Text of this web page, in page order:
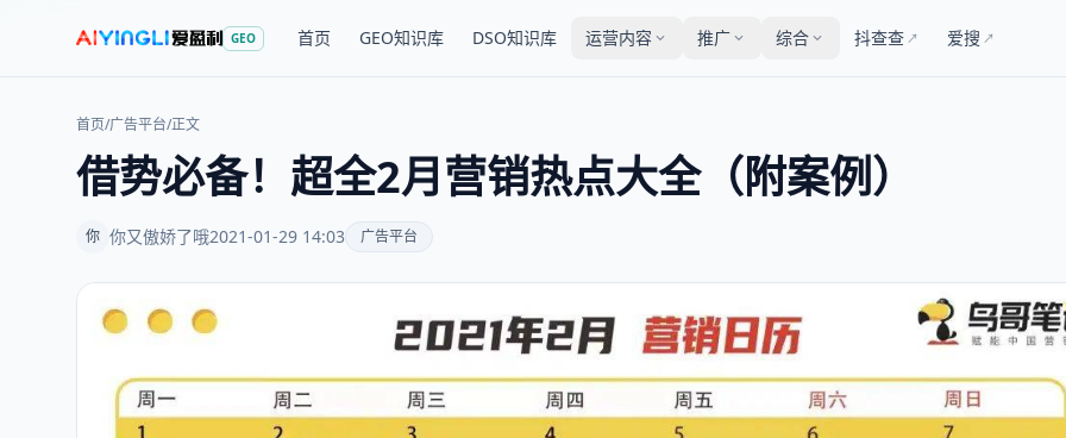
GEO 首页 GEO知识库 DSO知识库 运营内容 推广 综合 抖查查 ↗ 爱搜 ↗
首页/广告平台/正文
借势必备！超全2月营销热点大全（附案例）
你 你又傲娇了哦2021-01-29 14:03 广告平台